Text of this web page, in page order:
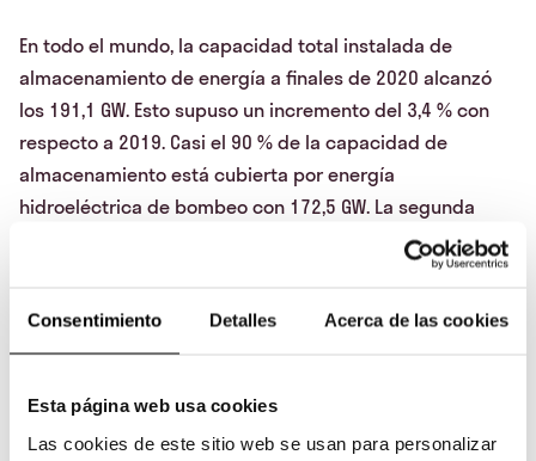
Consentimiento Detalles Acerca de las cookies
Esta página web usa cookies
Las cookies de este sitio web se usan para personalizar
En todo el mundo, la capacidad total instalada de
almacenamiento de energía a finales de 2020 alcanzó
los 191,1 GW. Esto supuso un incremento del 3,4 % con
respecto a 2019. Casi el 90 % de la capacidad de
almacenamiento está cubierta por energía
hidroeléctrica de bombeo con 172,5 GW. La segunda
opción es el almacenamiento de energía electroquímica
Como puedes ver, es necesario impulsar los sistemas